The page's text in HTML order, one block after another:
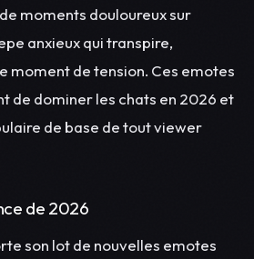
moments douloureux sur
anxieux qui transpire,
moment de tension. Ces emotes
de dominer les chats en 2026 et
de base de tout viewer
de 2026
son lot de nouvelles emotes